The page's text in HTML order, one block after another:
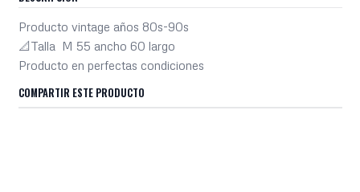
Producto vintage años 80s-90s
📐Talla M 55 ancho 60 largo
Producto en perfectas condiciones
COMPARTIR ESTE PRODUCTO